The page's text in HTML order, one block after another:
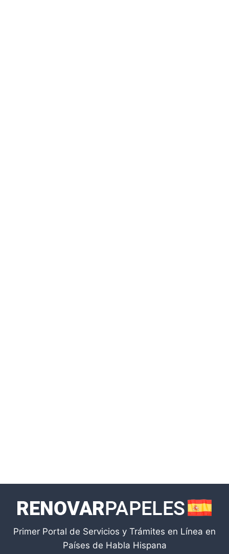
Primer Portal de Servicios y Trámites en Línea en
Países de Habla Hispana